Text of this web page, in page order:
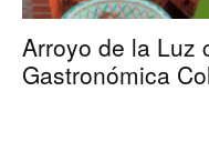
Arroyo de la Luz
Gastronómica